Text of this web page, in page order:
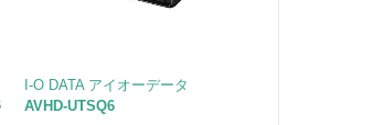
I-O DATA アイオーデータ
AVHD-UTSQ6